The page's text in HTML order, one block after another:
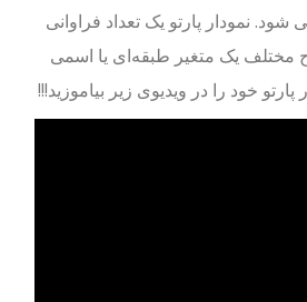
شود. نمودار پارتو یک تعداد فراوانی
یک متغیر طبقه‌ای یا اسمی
خود را در ویدیوی زیر بیاموزید!!!